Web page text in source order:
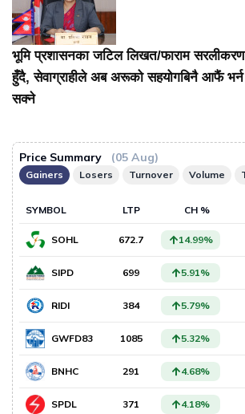
भूमि प्रशासनका जटिल लिखत/फाराम सरलीकरण
हुँदै, सेवाग्राहीले अब अरूको सहयोगबिनै आफैं भर्न
सक्ने